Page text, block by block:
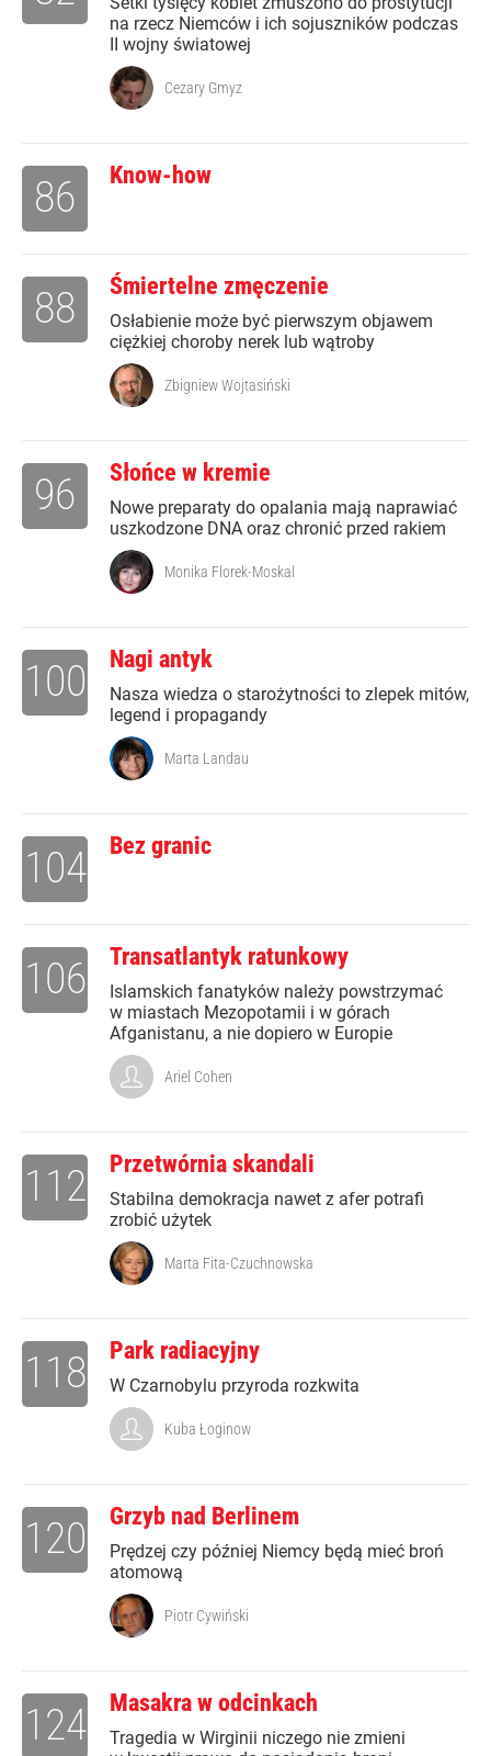
na rzecz Niemców i ich sojuszników podczas
II wojny światowej
Cezary Gmyz
Know-how
86
Śmiertelne zmęczenie
Osłabienie może być pierwszym objawem
ciężkiej choroby nerek lub wątroby
88
Zbigniew Wojtasiński
Słońce w kremie
Nowe preparaty do opalania mają naprawiać
uszkodzone DNA oraz chronić przed rakiem
96
Monika Florek-Moskal
Nagi antyk
Nasza wiedza o starożytności to zlepek mitów,
legend i propagandy
100
Marta Landau
Bez granic
104
Transatlantyk ratunkowy
Islamskich fanatyków należy powstrzymać
w miastach Mezopotamii i w górach
Afganistanu, a nie dopiero w Europie
106
Ariel Cohen
Przetwórnia skandali
Stabilna demokracja nawet z afer potrafi
zrobić użytek
112
Marta Fita-Czuchnowska
Park radiacyjny
W Czarnobylu przyroda rozkwita
118
Kuba Łoginow
Grzyb nad Berlinem
Prędzej czy później Niemcy będą mieć broń
atomową
120
Piotr Cywiński
Masakra w odcinkach
Tragedia w Wirginii niczego nie zmieni
124